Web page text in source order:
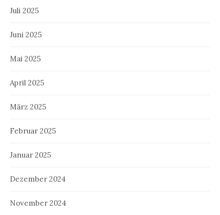
Juli 2025
Juni 2025
Mai 2025
April 2025
März 2025
Februar 2025
Januar 2025
Dezember 2024
November 2024